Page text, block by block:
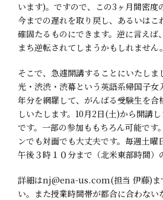
います)。ですので、この3ヶ月間密度
今までの遅れを取り戻し、あるいはこ
確固たるものにできます。逆に言えば
まち逆転されてしまうかもしれません。
そこで、急遽開講することにいたしま
光・渋渋・渋幕という英語系帰国子女
年分を網羅して、がんばる受験生を合
しいたします。10月2日(土)から開講
です。一部の参加ももちろん可能です
ンでも対面でも大丈夫です。毎週土曜
午後３時１０分まで（北米東部時間）
詳細はnj@ena-us.com(担当 伊藤)ま
い。また授業時間帯が都合に合わない